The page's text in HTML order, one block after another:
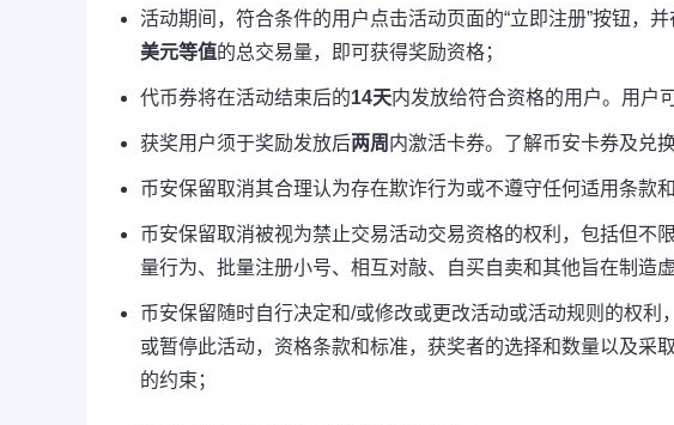
活动期间，符合条件的用户点击活动页面的“立即注册”按钮，
美元等值的总交易量，即可获得奖励资格；
代币券将在活动结束后的14天内发放给符合资格的用户。用户
获奖用户须于奖励发放后两周 内激活卡券。了解币安卡券及兑
币安保留取消其合理认为存在欺诈行为或不遵守任何适用条款
币安保留取消被视为禁止交易活动交易资格的权利，包括但不
量行为、批量注册小号、相互对敲、自买自卖和其他旨在制造
币安保留随时自行决定和/或修改或更改活动或活动规则的权
或暂停此活动，资格条款和标准，获奖者的选择和数量以及采
的约束；